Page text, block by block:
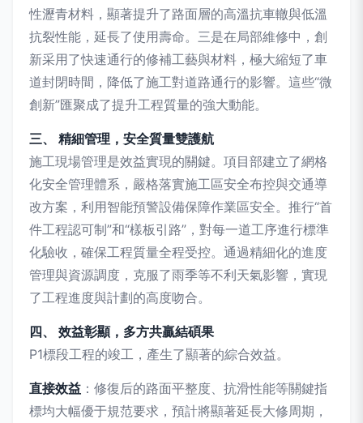
性瀝青材料，顯著提升了路面層的高溫抗車轍與低溫
抗裂性能，延長了使用壽命。三是在局部維修中，創
新采用了快速通行的修補工藝與材料，極大縮短了車
道封閉時間，降低了施工對道路通行的影響。這些“微
創新”匯聚成了提升工程質量的強大動能。
三、 精細管理，安全質量雙護航
施工現場管理是效益實現的關鍵。項目部建立了網格
化安全管理體系，嚴格落實施工區安全布控與交通導
改方案，利用智能預警設備保障作業區安全。推行“首
件工程認可制”和“樣板引路”，對每一道工序進行標準
化驗收，確保工程質量全程受控。通過精細化的進度
管理與資源調度，克服了雨季等不利天氣影響，實現
了工程進度與計劃的高度吻合。
四、 效益彰顯，多方共贏結碩果
P1標段工程的竣工，產生了顯著的綜合效益。
直接效益 ：修復后的路面平整度、抗滑性能等關鍵指
標均大幅優于規范要求，預計將顯著延長大修周期，